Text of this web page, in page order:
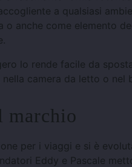
a qualsiasi
o anche come elemento
lo rende facile da
camera da letto o nel
marchio
per i viaggi e si è
Eddy e Pascale